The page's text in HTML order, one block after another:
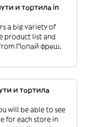
и тортила in
a big variety of
product list and
Попай фреш,
и тортила
will be able to see
for each store in